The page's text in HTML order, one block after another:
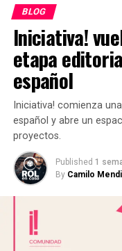
BLOG
Iniciativa!
etapa
español
Iniciativa! comienza
español y abre un
proyectos.
Published 1
By Camilo